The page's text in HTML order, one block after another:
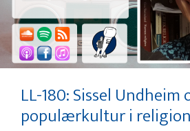
LL-180: Sissel Undheim
populærkultur i